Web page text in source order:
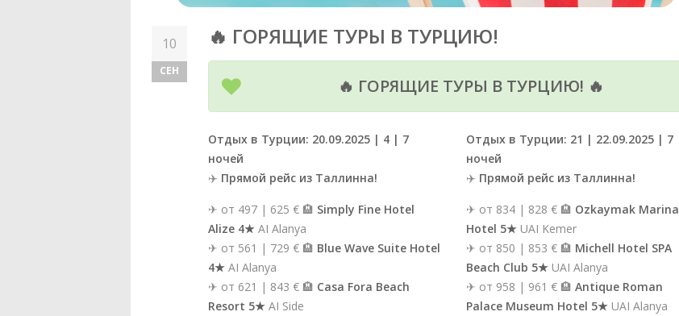
10
СЕН
🔥 ГОРЯЩИЕ ТУРЫ В ТУРЦИЮ!
🔥 ГОРЯЩИЕ ТУРЫ В ТУРЦИЮ! 🔥
Отдых в Турции: 20.09.2025 | 4 | 7
ночей
✈️ Прямой рейс из Таллинна!
✈ от 497 | 625 € 🏨 Simply Fine Hotel
Alize 4★AI Alanya
✈ от 561 | 729 € 🏨 Blue Wave Suite Hotel
4★AI Alanya
✈ от 621 | 843 € 🏨 Casa Fora Beach
Resort 5★AI Side
Отдых в Турции: 21 | 22.09.2025 | 7
ночей
✈️ Прямой рейс из Таллинна!
✈ от 834 | 828 € 🏨 Ozkaymak Marina
Hotel 5★UAI Kemer
✈ от 850 | 853 € 🏨 Michell Hotel SPA
Beach Club 5★UAI Alanya
✈ от 958 | 961 € 🏨 Antique Roman
Palace Museum Hotel 5★UAI Alanya